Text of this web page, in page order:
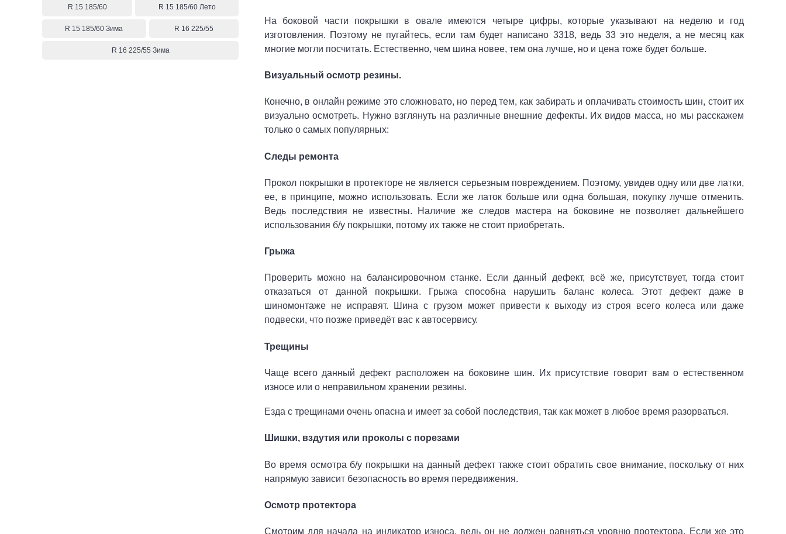
R 15 185/60 R 15 185/60 Лето
R 15 185/60 Зима R 16 225/55
R 16 225/55 Зима
На боковой части покрышки в овале имеются четыре цифры, которые указывают на неделю и год
изготовления. Поэтому не пугайтесь, если там будет написано 3318, ведь 33 это неделя, а не месяц как
многие могли посчитать. Естественно, чем шина новее, тем она лучше, но и цена тоже будет больше.
Визуальный осмотр резины.
Конечно, в онлайн режиме это сложновато, но перед тем, как забирать и оплачивать стоимость шин, стоит их
визуально осмотреть. Нужно взглянуть на различные внешние дефекты. Их видов масса, но мы расскажем
только о самых популярных:
Следы ремонта
Прокол покрышки в протекторе не является серьезным повреждением. Поэтому, увидев одну или две латки,
ее, в принципе, можно использовать. Если же латок больше или одна большая, покупку лучше отменить.
Ведь последствия не известны. Наличие же следов мастера на боковине не позволяет дальнейшего
использования б/у покрышки, потому их также не стоит приобретать.
Грыжа
Проверить можно на балансировочном станке. Если данный дефект, всё же, присутствует, тогда стоит
отказаться от данной покрышки. Грыжа способна нарушить баланс колеса. Этот дефект даже в
шиномонтаже не исправят. Шина с грузом может привести к выходу из строя всего колеса или даже
подвески, что позже приведёт вас к автосервису.
Трещины
Чаще всего данный дефект расположен на боковине шин. Их присутствие говорит вам о естественном
износе или о неправильном хранении резины.
Езда с трещинами очень опасна и имеет за собой последствия, так как может в любое время разорваться.
Шишки, вздутия или проколы с порезами
Во время осмотра б/у покрышки на данный дефект также стоит обратить свое внимание, поскольку от них
напрямую зависит безопасность во время передвижения.
Осмотр протектора
Смотрим для начала на индикатор износа, ведь он не должен равняться уровню протектора. Если же это